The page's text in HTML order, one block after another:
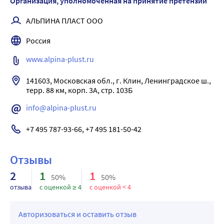
наконечником «Альпина Пласт»:
наконечник высокого качества
гипоаллергенный материал наконечника и баллона
индивидуальная картонная упаковка
АЛЬПИНА ПЛАСТ ООО
Россия
www.alpina-plust.ru
141603, Московская обл., г. Клин, Ленинградское ш.,
терр. 88 км, корп. 3А, стр. 103Б
info@alpina-plust.ru
+7 495 787-93-66, +7 495 181-50-42
Отзывы
2
отзыва
1 50%
с оценкой ≥ 4
1 50%
с оценкой < 4
Авторизоваться и оставить отзыв